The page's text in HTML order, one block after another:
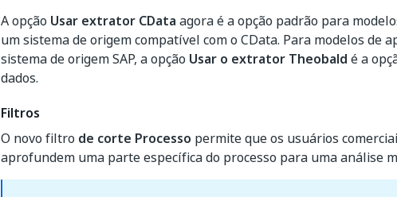
A opção Usar extrator CData agora é a opção padrão para
um sistema de origem compatível com o CData. Para modelos de
sistema de origem SAP, a opção Usar o extrator Theobald é a
dados.
Filtros
O novo filtro de corte Processo permite que os usuários
aprofundem uma parte específica do processo para uma análise